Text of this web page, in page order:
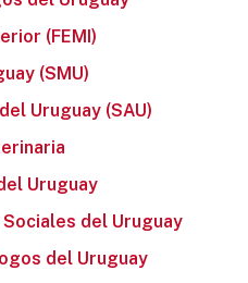
(FEMI)
(SMU)
Uruguay (SAU)
Uruguay
del Uruguay
del Uruguay